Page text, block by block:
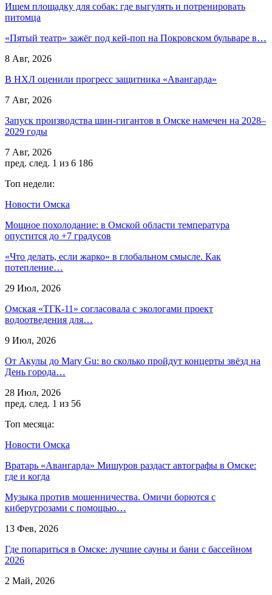
Ищем площадку для собак: где выгулять и потренировать
питомца
«Пятый театр» зажёг под кей-поп на Покровском бульваре в…
8 Авг, 2026
В НХЛ оценили прогресс защитника «Авангарда»
7 Авг, 2026
Запуск производства шин-гигантов в Омске намечен на 2028–
2029 годы
7 Авг, 2026
пред. след. 1 из 6 186
Топ недели:
Новости Омска
Мощное похолодание: в Омской области температура
опустится до +7 градусов
«Что делать, если жарко» в глобальном смысле. Как
потепление…
29 Июл, 2026
Омская «ТГК-11» согласовала с экологами проект
водоотведения для…
9 Июл, 2026
От Акулы до Mary Gu: во сколько пройдут концерты звёзд на
День города…
28 Июл, 2026
пред. след. 1 из 56
Топ месяца:
Новости Омска
Вратарь «Авангарда» Мишуров раздаст автографы в Омске:
где и когда
Музыка против мошенничества. Омичи борются с
киберугрозами с помощью…
13 Фев, 2026
Где попариться в Омске: лучшие сауны и бани с бассейном
2026
2 Май, 2026